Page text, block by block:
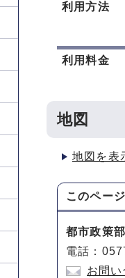
利用方法
利用料金
地図
地図を表
このペー
都市政策
電話：
お問い